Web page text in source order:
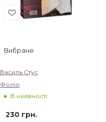
Вибране
Василь Стус
Фоліо
В наявності
230грн.